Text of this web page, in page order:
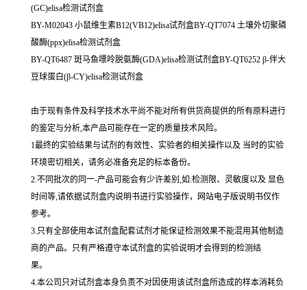
(GC)elisa检测试剂盒
BY-M02043 小鼠维生素B12(VB12)elisa试剂盒BY-QT7074 土壤外切聚磷
酸酶(ppx)elisa检测试剂盒
BY-QT6487 斑马鱼嘌呤脱氨酶(GDA)elisa检测试剂盒BY-QT6252 β-伴大
豆球蛋白(β-CY)elisa检测试剂盒
由于现有条件及科学技术水平尚不能对所有供货商提供的所有原料进行
的鉴定与分析,本产品可能存在一定的质量技术风险。
1最终的实验结果与试剂的有效性、实验者的相关操作以及 当时的实验
环境密切相关，请务必准备充足的标本备份。
2.不同批次的同一-产品可能会有少许差别,如:检测限、灵敏度以及 显色
时间等,请依据试剂盒内说明书进行实验操作，网站电子版说明书仅作
参考。
3.只有全部使用本试剂盒配套试剂才能保证检测效果不能混用其他制造
商的产品。只有严格遵守本试剂盒的实验说明才会得到的检测结
果。
4.本公司只对试剂盒本身负责不对因使用该试剂盒所造成的样本消耗负